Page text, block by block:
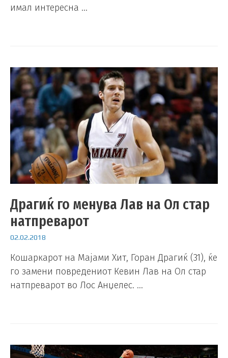
имал интересна …
Драгиќ го менува Лав на Ол стар
натпреварот
02.02.2018
Кошаркарот на Мајами Хит, Горан Драгиќ (31), ќе
го замени повредениот Кевин Лав на Ол стар
натпреварот во Лос Анџелес. …